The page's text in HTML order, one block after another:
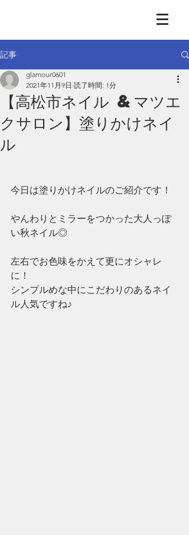
記事
【高松市ネイル &マツエ
クサロン】塗りかけネイ
ル
glamour0601
2021年11月9日 読了時間: 1分
今日は塗りかけネイルのご紹介です！
やんわりとミラーをつかった大人っぽ
い秋ネイル◎
左右でお色味をかえて更にオシャレ
に！
シンプルめな中にこだわりのあるネイ
ル人気ですね♪